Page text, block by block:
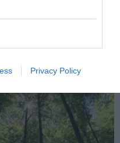
Privacy Policy
06-24